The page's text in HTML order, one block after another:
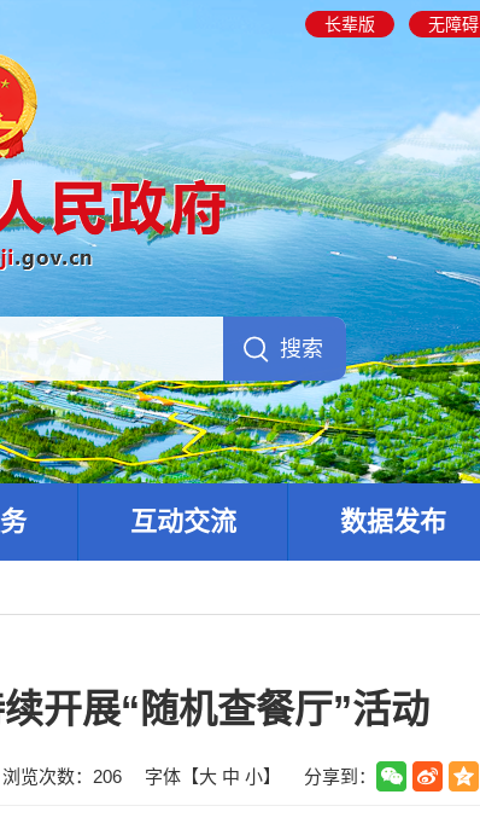
长辈版 无障碍
互动交流 数据发布
开展“随机查餐厅”活动
浏览次数： 206 字体【大 中 小】 分享到：